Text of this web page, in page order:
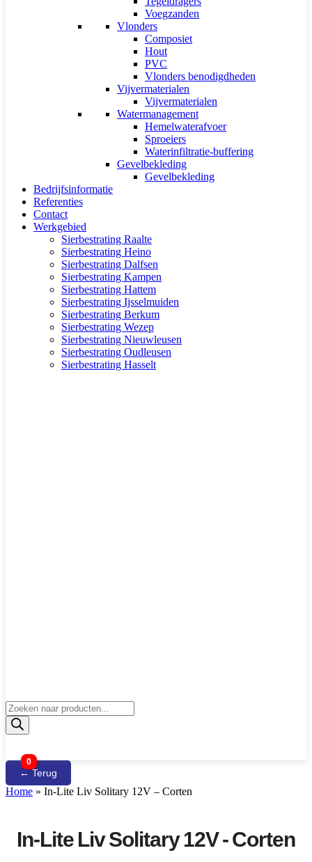
Voegzanden
Vlonders
Composiet
Hout
PVC
Vlonders benodigdheden
Vijvermaterialen
Vijvermaterialen
Watermanagement
Hemelwaterafvoer
Sproeiers
Waterinfiltratie-buffering
Gevelbekleding
Gevelbekleding
Bedrijfsinformatie
Referenties
Contact
Werkgebied
Sierbestrating Raalte
Sierbestrating Heino
Sierbestrating Dalfsen
Sierbestrating Kampen
Sierbestrating Hattem
Sierbestrating Ijsselmuiden
Sierbestrating Berkum
Sierbestrating Wezep
Sierbestrating Nieuwleusen
Sierbestrating Oudleusen
Sierbestrating Hasselt
Producten
zoeken
0
← Terug
Home » In-Lite Liv Solitary 12V – Corten
In-Lite Liv Solitary 12V - Corten